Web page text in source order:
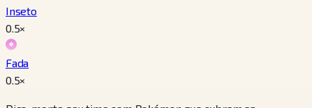
Inseto
0.5×
Fada
0.5×